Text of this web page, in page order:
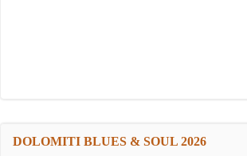
DOLOMITI BLUES & SOUL 2026